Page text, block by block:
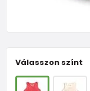
Válasszon színt